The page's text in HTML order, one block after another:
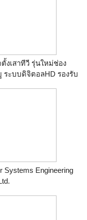
งเสาทีวี รุ่นใหม่ช่อง
ระบบดิจิตอลHD รองรับ
Systems Engineering
ษัทฯ เป็นผู้นำเข้าโดยตรง